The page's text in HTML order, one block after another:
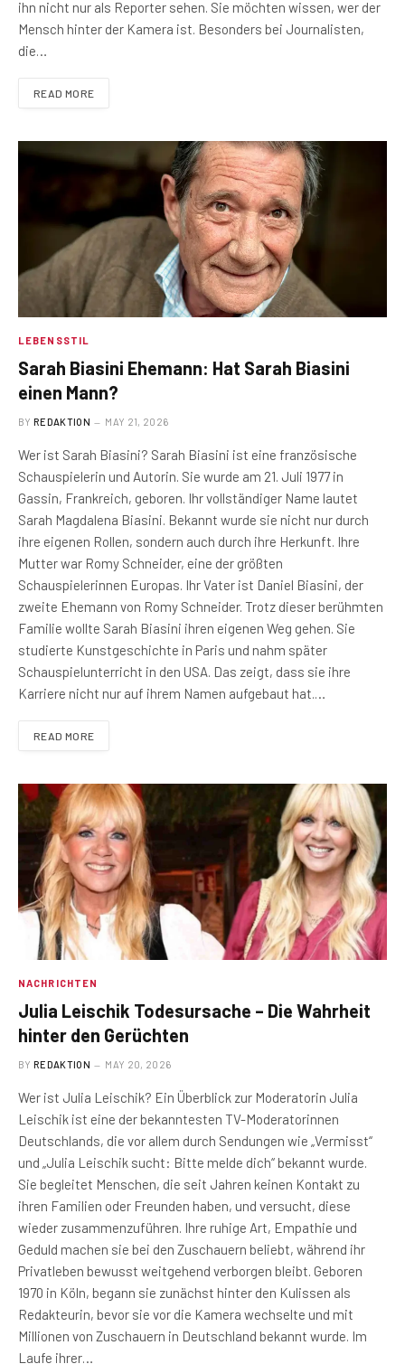
ihn nicht nur als Reporter sehen. Sie möchten wissen, wer der
Mensch hinter der Kamera ist. Besonders bei Journalisten,
die…
READ MORE
LEBENSSTIL
Sarah Biasini Ehemann: Hat Sarah Biasini
einen Mann?
BY REDAKTION MAY 21, 2026
Wer ist Sarah Biasini? Sarah Biasini ist eine französische
Schauspielerin und Autorin. Sie wurde am 21. Juli 1977 in
Gassin, Frankreich, geboren. Ihr vollständiger Name lautet
Sarah Magdalena Biasini. Bekannt wurde sie nicht nur durch
ihre eigenen Rollen, sondern auch durch ihre Herkunft. Ihre
Mutter war Romy Schneider, eine der größten
Schauspielerinnen Europas. Ihr Vater ist Daniel Biasini, der
zweite Ehemann von Romy Schneider. Trotz dieser berühmten
Familie wollte Sarah Biasini ihren eigenen Weg gehen. Sie
studierte Kunstgeschichte in Paris und nahm später
Schauspielunterricht in den USA. Das zeigt, dass sie ihre
Karriere nicht nur auf ihrem Namen aufgebaut hat.…
READ MORE
NACHRICHTEN
Julia Leischik Todesursache – Die Wahrheit
hinter den Gerüchten
BY REDAKTION MAY 20, 2026
Wer ist Julia Leischik? Ein Überblick zur Moderatorin Julia
Leischik ist eine der bekanntesten TV-Moderatorinnen
Deutschlands, die vor allem durch Sendungen wie „Vermisst“
und „Julia Leischik sucht: Bitte melde dich“ bekannt wurde.
Sie begleitet Menschen, die seit Jahren keinen Kontakt zu
ihren Familien oder Freunden haben, und versucht, diese
wieder zusammenzuführen. Ihre ruhige Art, Empathie und
Geduld machen sie bei den Zuschauern beliebt, während ihr
Privatleben bewusst weitgehend verborgen bleibt. Geboren
1970 in Köln, begann sie zunächst hinter den Kulissen als
Redakteurin, bevor sie vor die Kamera wechselte und mit
Millionen von Zuschauern in Deutschland bekannt wurde. Im
Laufe ihrer…